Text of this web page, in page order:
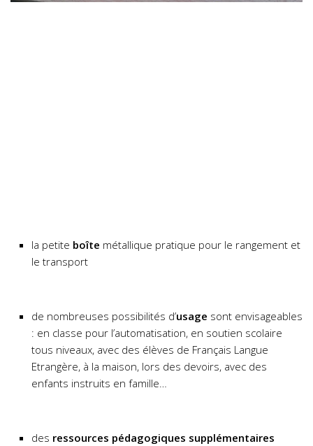
la petite boîte métallique pratique pour le rangement et
le transport
de nombreuses possibilités d’usage sont envisageables
: en classe pour l’automatisation, en soutien scolaire
tous niveaux, avec des élèves de Français Langue
Etrangère, à la maison, lors des devoirs, avec des
enfants instruits en famille…
des ressources pédagogiques supplémentaires